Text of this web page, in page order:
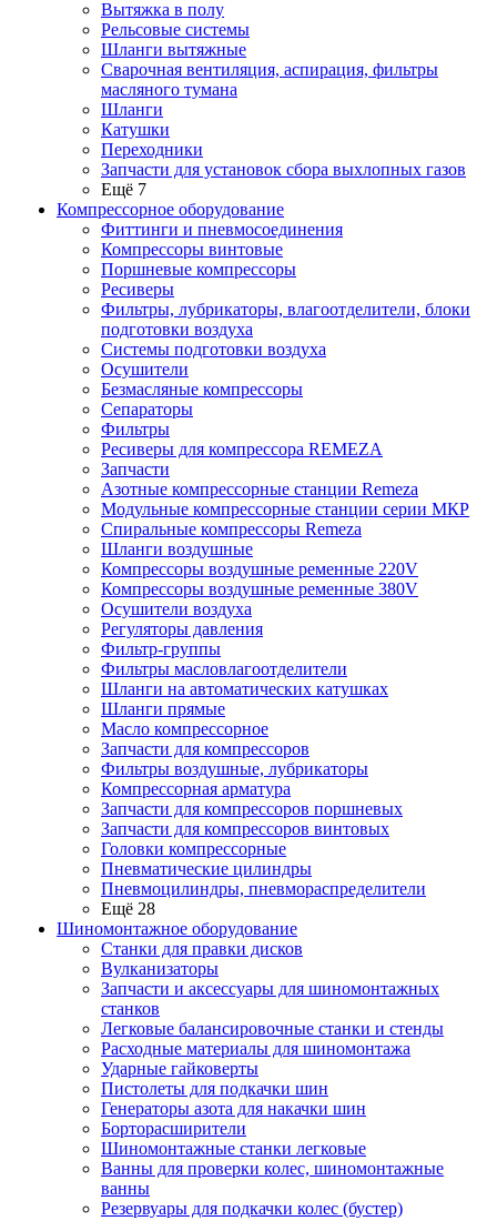
Вытяжка в полу
Рельсовые системы
Шланги вытяжные
Сварочная вентиляция, аспирация, фильтры
масляного тумана
Шланги
Катушки
Переходники
Запчасти для установок сбора выхлопных газов
Ещё 7
Компрессорное оборудование
Фиттинги и пневмосоединения
Компрессоры винтовые
Поршневые компрессоры
Ресиверы
Фильтры, лубрикаторы, влагоотделители, блоки
подготовки воздуха
Системы подготовки воздуха
Осушители
Безмасляные компрессоры
Сепараторы
Фильтры
Ресиверы для компрессора REMEZA
Запчасти
Азотные компрессорные станции Remeza
Модульные компрессорные станции серии МКР
Спиральные компрессоры Remeza
Шланги воздушные
Компрессоры воздушные ременные 220V
Компрессоры воздушные ременные 380V
Осушители воздуха
Регуляторы давления
Фильтр-группы
Фильтры масловлагоотделители
Шланги на автоматических катушках
Шланги прямые
Масло компрессорное
Запчасти для компрессоров
Фильтры воздушные, лубрикаторы
Компрессорная арматура
Запчасти для компрессоров поршневых
Запчасти для компрессоров винтовых
Головки компрессорные
Пневматические цилиндры
Пневмоцилиндры, пневмораспределители
Ещё 28
Шиномонтажное оборудование
Станки для правки дисков
Вулканизаторы
Запчасти и аксессуары для шиномонтажных
станков
Легковые балансировочные станки и стенды
Расходные материалы для шиномонтажа
Ударные гайковерты
Пистолеты для подкачки шин
Генераторы азота для накачки шин
Борторасширители
Шиномонтажные станки легковые
Ванны для проверки колес, шиномонтажные
ванны
Резервуары для подкачки колес (бустер)